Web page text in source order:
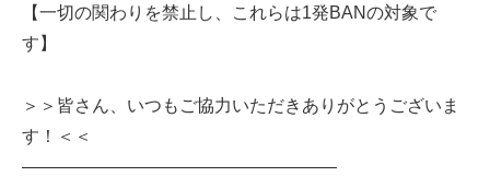
【一切の関わりを禁止し、これらは1発BANの対象で
す】
＞＞皆さん、いつもご協力いただきありがとうございま
す！＜＜
——————————————————